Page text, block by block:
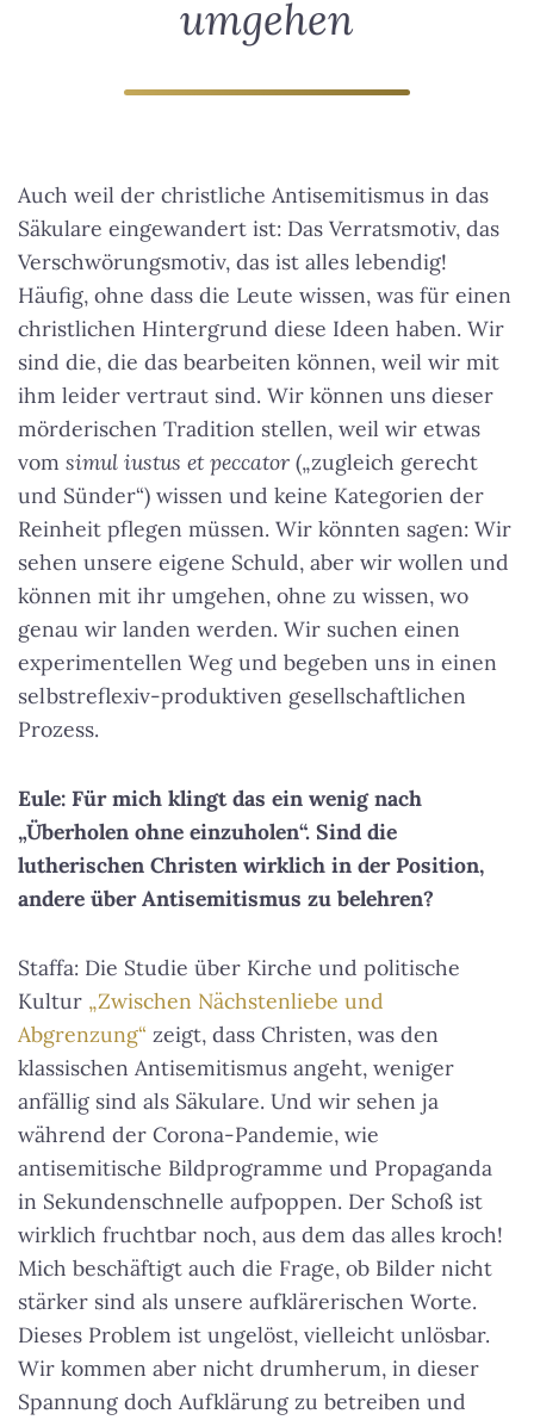
umgehen
Auch weil der christliche Antisemitismus in das
Säkulare eingewandert ist: Das Verratsmotiv, das
Verschwörungsmotiv, das ist alles lebendig!
Häufig, ohne dass die Leute wissen, was für einen
christlichen Hintergrund diese Ideen haben. Wir
sind die, die das bearbeiten können, weil wir mit
ihm leider vertraut sind. Wir können uns dieser
mörderischen Tradition stellen, weil wir etwas
vom simul iustus et peccator („zugleich gerecht
und Sünder“) wissen und keine Kategorien der
Reinheit pflegen müssen. Wir könnten sagen: Wir
sehen unsere eigene Schuld, aber wir wollen und
können mit ihr umgehen, ohne zu wissen, wo
genau wir landen werden. Wir suchen einen
experimentellen Weg und begeben uns in einen
selbstreflexiv-produktiven gesellschaftlichen
Prozess.
Eule: Für mich klingt das ein wenig nach
„Überholen ohne einzuholen“. Sind die
lutherischen Christen wirklich in der Position,
andere über Antisemitismus zu belehren?
Staffa: Die Studie über Kirche und politische
Kultur „Zwischen Nächstenliebe und
Abgrenzung“ zeigt, dass Christen, was den
klassischen Antisemitismus angeht, weniger
anfällig sind als Säkulare. Und wir sehen ja
während der Corona-Pandemie, wie
antisemitische Bildprogramme und Propaganda
in Sekundenschnelle aufpoppen. Der Schoß ist
wirklich fruchtbar noch, aus dem das alles kroch!
Mich beschäftigt auch die Frage, ob Bilder nicht
stärker sind als unsere aufklärerischen Worte.
Dieses Problem ist ungelöst, vielleicht unlösbar.
Wir kommen aber nicht drumherum, in dieser
Spannung doch Aufklärung zu betreiben und